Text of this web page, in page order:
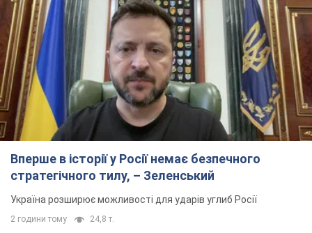
Вперше в історії у Росії немає безпечного
стратегічного тилу, – Зеленський
Україна розширює можливості для ударів углиб Росії
2 години тому 24,8 т.